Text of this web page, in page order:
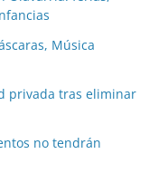
Música
privada tras eliminar
no tendrán